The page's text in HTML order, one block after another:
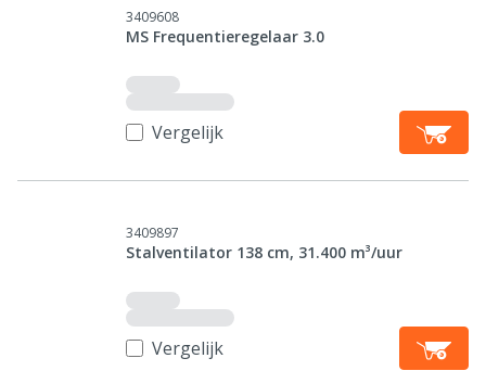
3409608
MS Frequentieregelaar 3.0
Vergelijk
3409897
Stalventilator 138 cm, 31.400 m³/uur
Vergelijk